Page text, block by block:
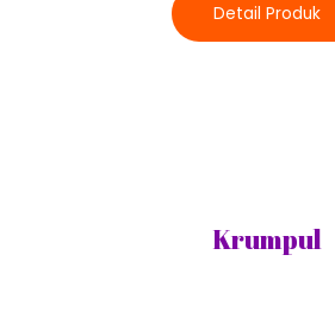
Detail Produk
Krumpul